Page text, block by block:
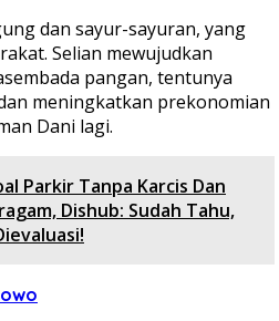
dan sayur-sayuran, yang
Selian mewujudkan
pangan, tentunya
meningkatkan prekonomian
Dani lagi.
Parkir Tanpa Karcis Dan
Dishub: Sudah Tahu,